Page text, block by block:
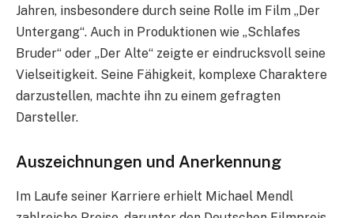
Jahren, insbesondere durch seine Rolle im Film „Der
Untergang“. Auch in Produktionen wie „Schlafes
Bruder“ oder „Der Alte“ zeigte er eindrucksvoll seine
Vielseitigkeit. Seine Fähigkeit, komplexe Charaktere
darzustellen, machte ihn zu einem gefragten
Darsteller.
Auszeichnungen und Anerkennung
Im Laufe seiner Karriere erhielt Michael Mendl